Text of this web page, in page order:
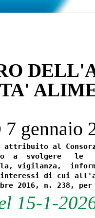
7 gennaio
attribuito al
a  svolgere   le
vigilanza,
interessi di cui
15-1-